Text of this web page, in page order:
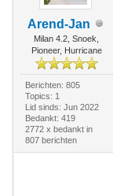
Arend-Jan
Milan 4.2, Snoek,
Pioneer, Hurricane
Berichten: 805
Topics: 1
Lid sinds: Jun 2022
Bedankt: 419
2772 x bedankt in
807 berichten